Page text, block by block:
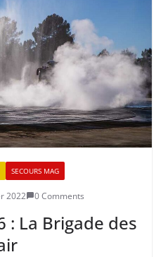
SECOURS MAG
2022 0 Comments
: La Brigade des